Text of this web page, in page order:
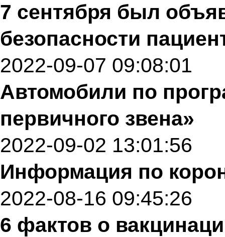
7 сентября был
безопасности
2022-09-07 09:08:01
Автомобили по
первичного звена»
2022-09-02 13:01:56
Информация по
2022-08-16 09:45:26
6 фактов о